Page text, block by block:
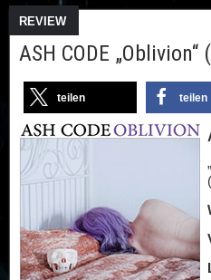
REVIEW
ASH CODE
teilen teilen